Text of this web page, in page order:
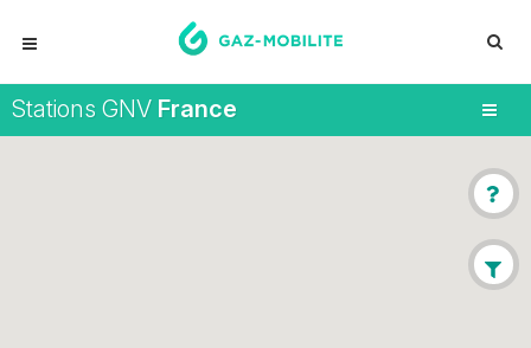
Stations GNV France